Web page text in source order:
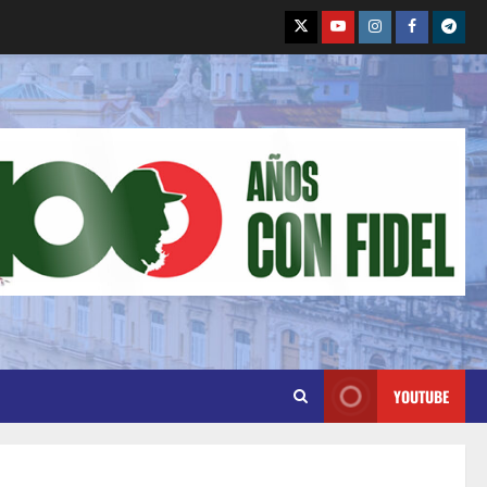
YOUTUBE